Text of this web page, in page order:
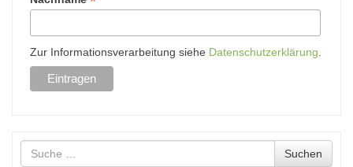
Zur Informationsverarbeitung siehe Datenschutzerklärung
Suche
nach
Suchen